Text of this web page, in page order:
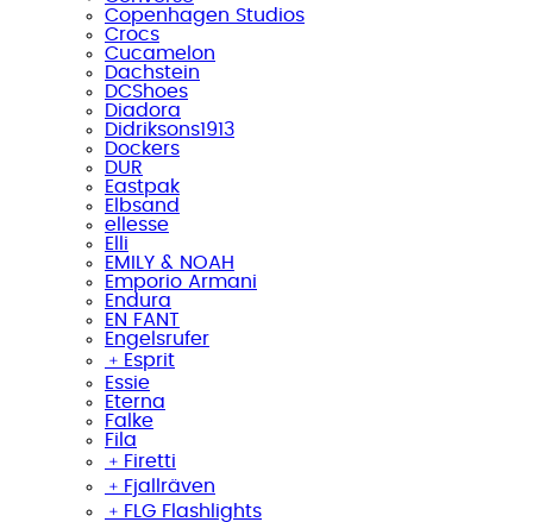
Copenhagen Studios
Crocs
Cucamelon
Dachstein
DCShoes
Diadora
Didriksons1913
Dockers
DUR
Eastpak
Elbsand
ellesse
Elli
EMILY & NOAH
Emporio Armani
Endura
EN FANT
Engelsrufer
﹢ Esprit
Essie
Eterna
Falke
Fila
﹢ Firetti
﹢ Fjallräven
﹢ FLG Flashlights